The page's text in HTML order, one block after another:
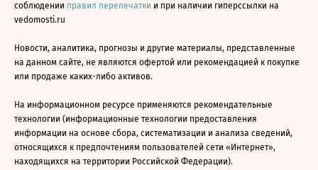
соблюдении правил перепечатки и при наличии гиперссылки на
vedomosti.ru
Новости, аналитика, прогнозы и другие материалы, представленные
на данном сайте, не являются офертой или рекомендацией к покупке
или продаже каких-либо активов.
На информационном ресурсе применяются рекомендательные
технологии (информационные технологии предоставления
информации на основе сбора, систематизации и анализа сведений,
относящихся к предпочтениям пользователей сети «Интернет»,
находящихся на территории Российской Федерации).